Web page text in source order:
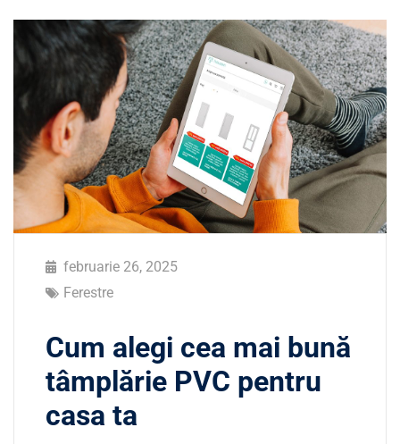
februarie 26, 2025
Ferestre
Cum alegi cea mai bună
tâmplărie PVC pentru
casa ta